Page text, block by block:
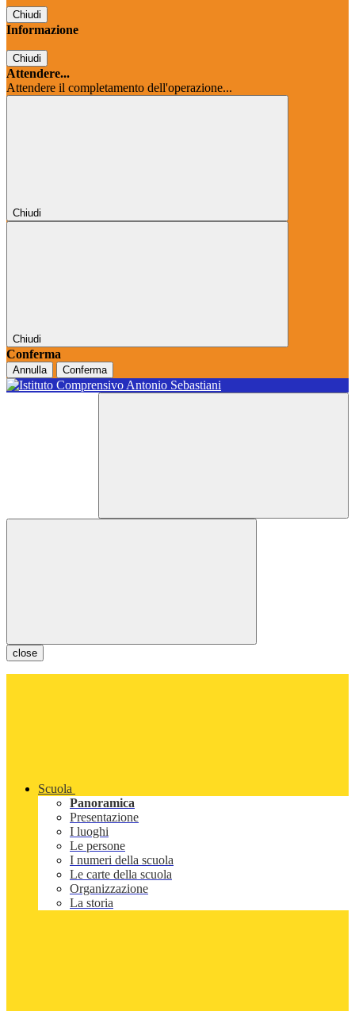
Chiudi
Informazione
Chiudi
Attendere...
Attendere il completamento dell'operazione...
Chiudi
Chiudi
Conferma
Annulla Conferma
close
Scuola
Panoramica
Presentazione
I luoghi
Le persone
I numeri della scuola
Le carte della scuola
Organizzazione
La storia